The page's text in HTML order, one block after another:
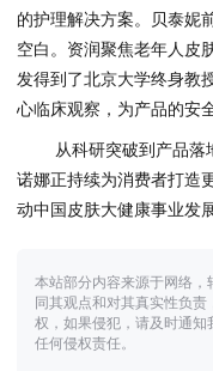
的护理解决方案。贝泰妮
空白。资润聚焦老年人皮
发得到了北京大学终身教
心临床观察，为产品的安
从科研突破到产品
诺娜正持续为消费者打造
动中国皮肤大健康事业发
本站部分内容来源于网络
同其观点和对其真实性负
权，如果侵犯，请及时通
任何侵权责任。